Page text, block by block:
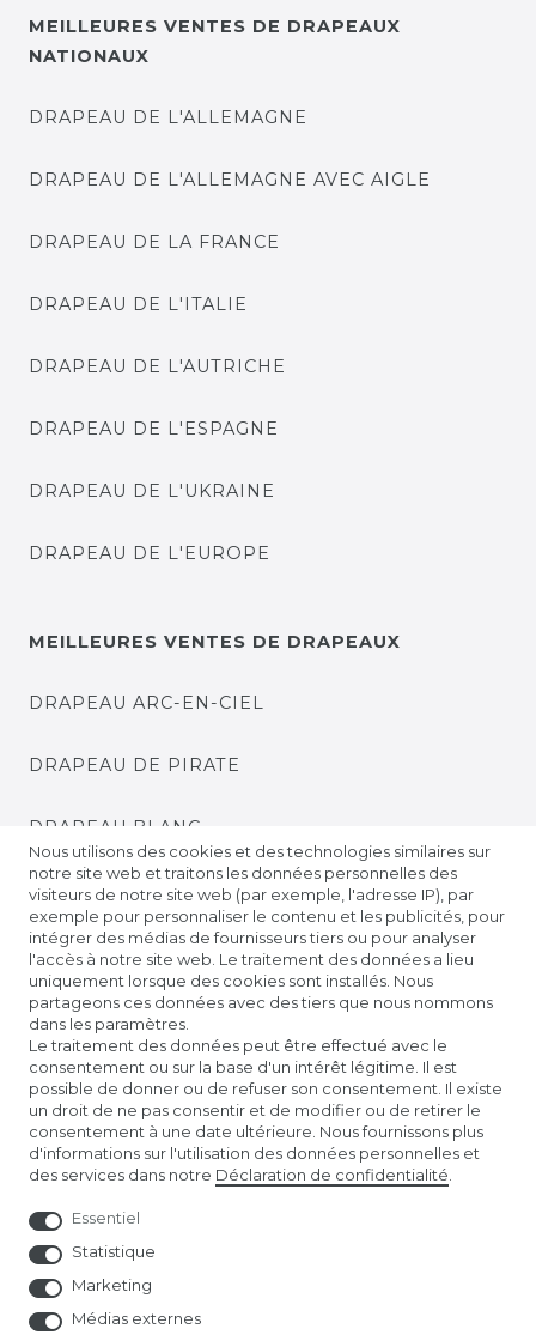
MEILLEURES VENTES DE DRAPEAUX
NATIONAUX
DRAPEAU DE L'ALLEMAGNE
DRAPEAU DE L'ALLEMAGNE AVEC AIGLE
DRAPEAU DE LA FRANCE
DRAPEAU DE L'ITALIE
DRAPEAU DE L'AUTRICHE
DRAPEAU DE L'ESPAGNE
DRAPEAU DE L'UKRAINE
DRAPEAU DE L'EUROPE
MEILLEURES VENTES DE DRAPEAUX
DRAPEAU ARC-EN-CIEL
DRAPEAU DE PIRATE
DRAPEAU BLANC
DRAPEAU DE LA BAVIÈRE
DRAPEAU DE BADEN
DRAPEAUX DE LA FIERTÉ
DRAPEAUX DE PRIÈRE TIBÉTAINS
DRAPEAUX DE FOOTBALL DE L'EURO
Nous utilisons des cookies et des technologies similaires sur
notre site web et traitons les données personnelles des
visiteurs de notre site web (par exemple, l'adresse IP), par
exemple pour personnaliser le contenu et les publicités, pour
intégrer des médias de fournisseurs tiers ou pour analyser
l'accès à notre site web. Le traitement des données a lieu
uniquement lorsque des cookies sont installés. Nous
partageons ces données avec des tiers que nous nommons
dans les paramètres.
Le traitement des données peut être effectué avec le
consentement ou sur la base d'un intérêt légitime. Il est
possible de donner ou de refuser son consentement. Il existe
un droit de ne pas consentir et de modifier ou de retirer le
consentement à une date ultérieure. Nous fournissons plus
d'informations sur l'utilisation des données personnelles et
des services dans notre Déclaration de confidentialité
Essentiel
Statistique
Marketing
Médias externes